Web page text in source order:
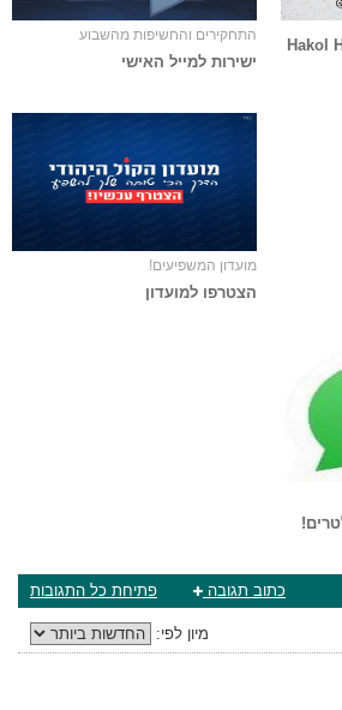
Hakol
התחקירים והחשיפות מהשבוע
ישירות למייל האישי
מועדון המשפיעים!
הצטרפו למועדון
פתיחת כל התגובות כתוב תגובה
מיון לפי: